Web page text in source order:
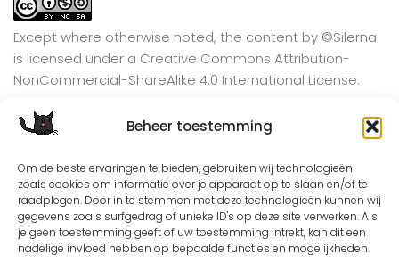
Beheer toestemming
Om de beste ervaringen te bieden, gebruiken wij technologieën
zoals cookies om informatie over je apparaat op te slaan en/of te
raadplegen. Door in te stemmen met deze technologieën kunnen wij
gegevens zoals surfgedrag of unieke ID's op deze site verwerken. Als
je geen toestemming geeft of uw toestemming intrekt, kan dit een
nadelige invloed hebben op bepaalde functies en mogelijkheden.
Except where otherwise noted, the content by ©Silerna
is licensed under a Creative Commons Attribution-
NonCommercial-ShareAlike 4.0 International License.